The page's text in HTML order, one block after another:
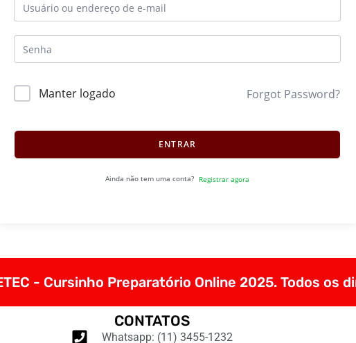
Manter logado Forgot Password?
ENTRAR
Ainda não tem uma conta? Registrar agora
- Cursinho Preparatório Online 2025. Todos os
CONTATOS
Whatsapp: (11) 3455-1232